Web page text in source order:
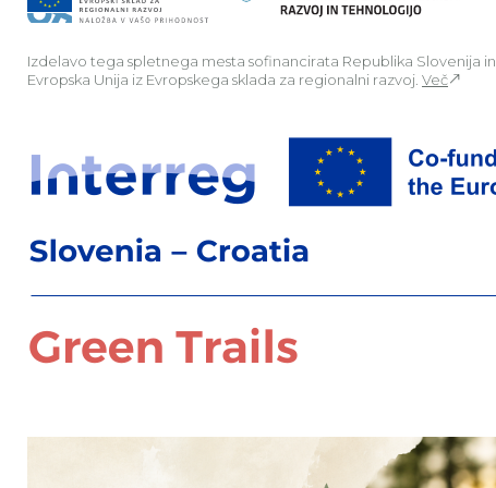
Izdelavo tega spletnega mesta sofinancirata Republika Slovenija in
Evropska Unija iz Evropskega sklada za regionalni razvoj. Več